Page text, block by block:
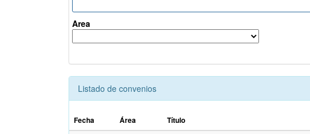
Area
Listado de convenios
Fecha Área Título